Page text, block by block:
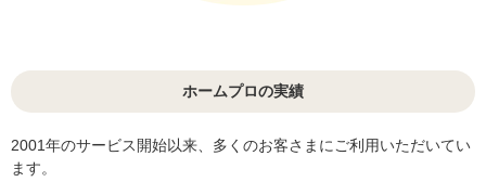
ホームプロの実績
2001年のサービス開始以来、多くのお客さまにご利用いただいてい
ます。